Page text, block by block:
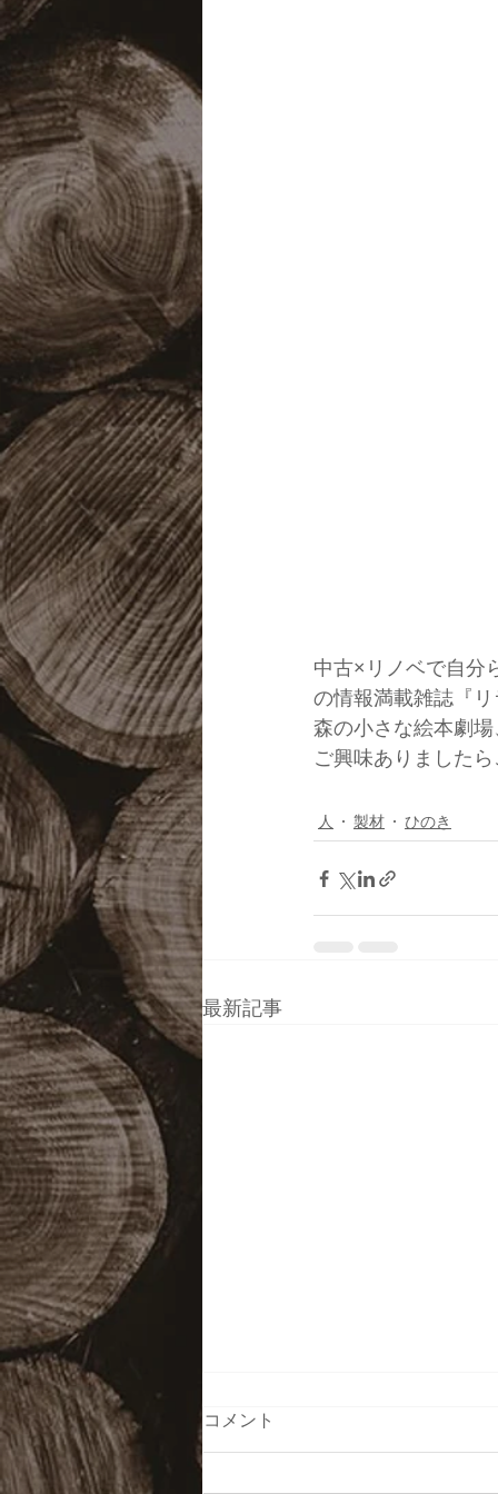
中古×リノベで自分
の情報満載雑誌『
森の小さな絵本劇
ご興味ありました
人 製材 ひのき
最新記事
コメント